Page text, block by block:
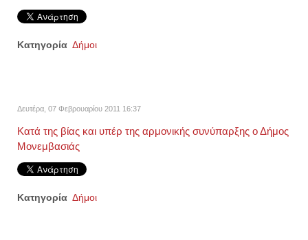
Κατηγορία Δήμοι
Δευτέρα, 07 Φεβρουαρίου 2011 16:37
Κατά της βίας και υπέρ της αρμονικής συνύπαρξης ο Δήμος
Μονεμβασιάς
Κατηγορία Δήμοι